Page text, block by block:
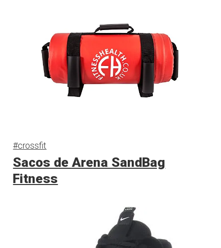
#crossfit
Sacos de Arena SandBag
Fitness